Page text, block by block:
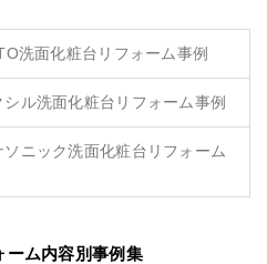
洗面化粧台リフォーム事例
ル洗面化粧台リフォーム事例
ニック洗面化粧台リフォーム
ーム内容別事例集